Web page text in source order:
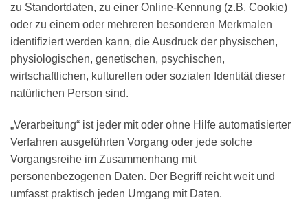
zu Standortdaten, zu einer Online-Kennung (z.B. Cookie)
oder zu einem oder mehreren besonderen Merkmalen
identifiziert werden kann, die Ausdruck der physischen,
physiologischen, genetischen, psychischen,
wirtschaftlichen, kulturellen oder sozialen Identität dieser
natürlichen Person sind.
„Verarbeitung“ ist jeder mit oder ohne Hilfe automatisierter
Verfahren ausgeführten Vorgang oder jede solche
Vorgangsreihe im Zusammenhang mit
personenbezogenen Daten. Der Begriff reicht weit und
umfasst praktisch jeden Umgang mit Daten.